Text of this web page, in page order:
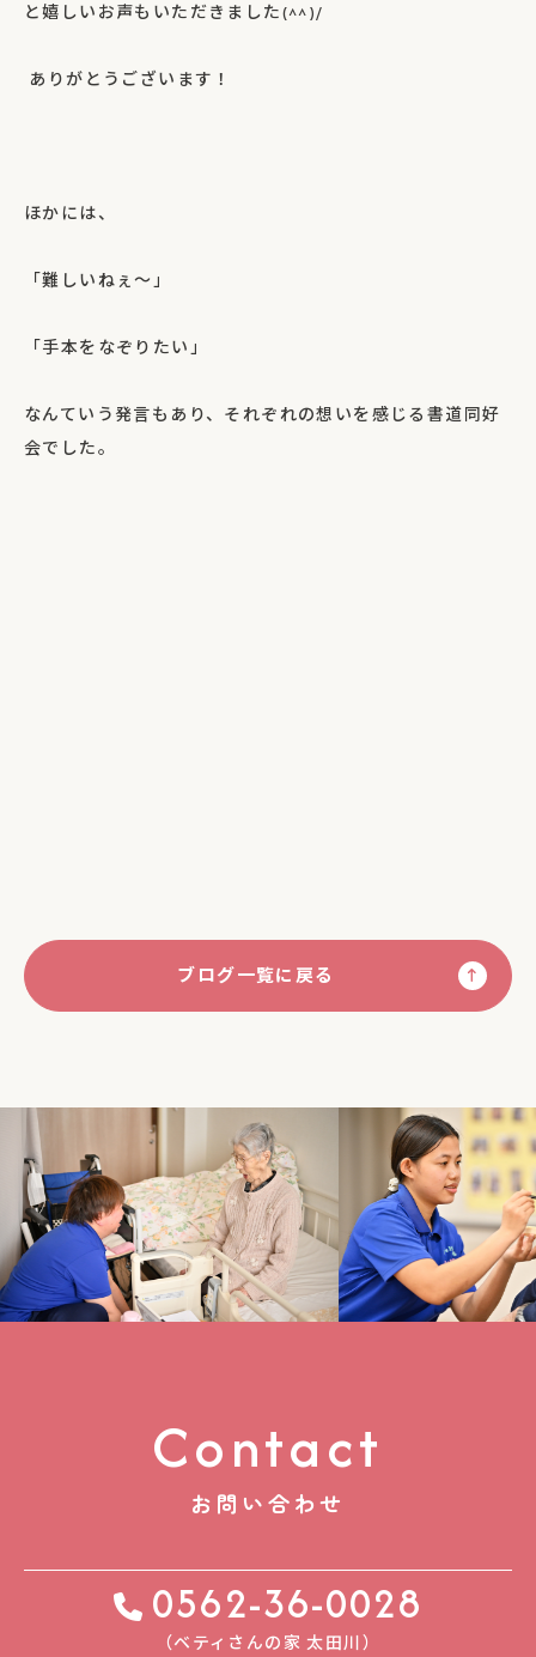
と嬉しいお声もいただきました(^^)/
ありがとうございます！
ほかには、
「難しいねぇ～」
「手本をなぞりたい」
なんていう発言もあり、それぞれの想いを感じる書道同好
会でした。
ブログ一覧に戻る
Contact
お問い合わせ
0562-36-0028
（ベティさんの家 太⽥川）